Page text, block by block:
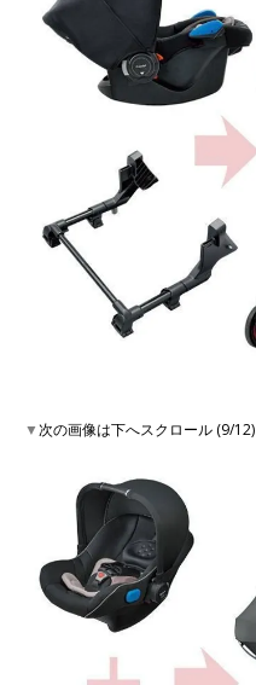
▼次の画像は下へスクロール (9/12)